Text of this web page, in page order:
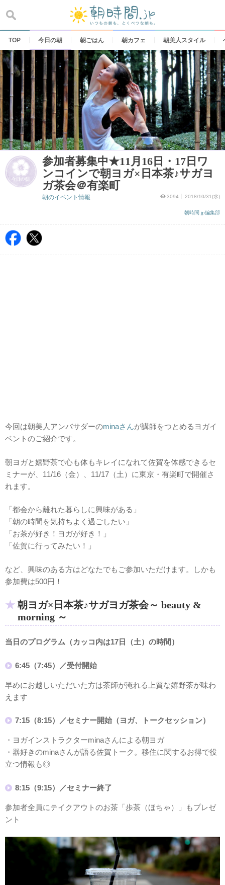
content
TOP 今日の朝 朝ごはん 朝カフェ 朝美人スタイル
参加者募集中★11月16日・17日ワ
ンコインで朝ヨガ×日本茶♪サガヨ
ガ茶会＠有楽町
3094 2018/10/31(水)
朝時間.jp編集部
朝のイベント情報
今回は朝美人アンバサダーのminaさんが講師をつとめるヨガイ
ベントのご紹介です。
朝ヨガと嬉野茶で心も体もキレイになれて佐賀を体感できるセ
ミナーが、11/16（金）、11/17（土）に東京・有楽町で開催さ
れます。
「都会から離れた暮らしに興味がある」
「朝の時間を気持ちよく過ごしたい」
「お茶が好き！ヨガが好き！」
「佐賀に行ってみたい！」
など、興味のある方はどなたでもご参加いただけます。しかも
参加費は500円！
朝ヨガ×日本茶♪サガヨガ茶会～ beauty &
morning ～
当日のプログラム（カッコ内は17日（土）の時間）
6:45（7:45）／受付開始
早めにお越しいただいた方は茶師が淹れる上質な嬉野茶が味わ
えます
7:15（8:15）／セミナー開始（ヨガ、トークセッション）
・ヨガインストラクターminaさんによる朝ヨガ
・器好きのminaさんが語る佐賀トーク。移住に関するお得で役
立つ情報も◎
8:15（9:15）／セミナー終了
参加者全員にテイクアウトのお茶「歩茶（ほちゃ）」もプレゼ
ント